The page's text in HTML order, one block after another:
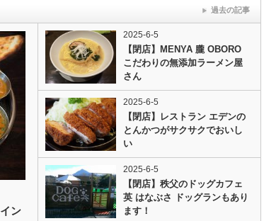
過去の記事
ン
2025-6-5
【閉店】MENYA 朧 OBORO
こだわりの無添加ラーメン屋
さん
2025-6-5
【閉店】レストラン エデンの
とんかつがサクサクでおいし
い
2025-6-5
【閉店】秩父のドッグカフェ
英 はなぶさ ドッグランもあり
ます！